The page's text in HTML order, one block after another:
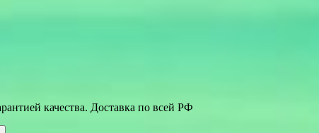
качества. Доставка по всей РФ